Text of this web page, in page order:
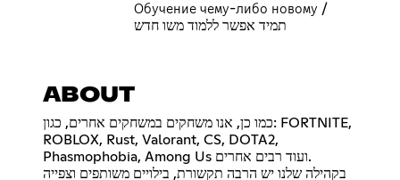
Обучение чему-либо новому /
תמיד אפשר ללמוד משו חדש
ABOUT
כמו כן, אנו משחקים במשחקים אחרים, כגון: FORTNITE,
ROBLOX, Rust, Valorant, CS, DOTA2,
Phasmophobia, Among Us ועוד רבים אחרים.
בקהילה שלנו יש הרבה תקשורת, בילויים משותפים וצפייה